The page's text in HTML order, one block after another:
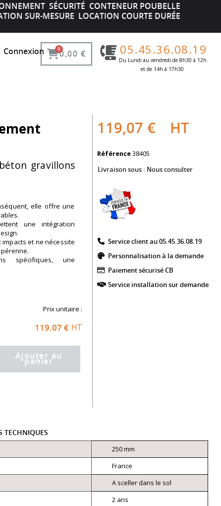
SÉCURITÉ CONTENEUR POUBELLE
SUR-MESURE LOCATION COURTE DURÉE
Connexion 0,00 € 05.45.36.08.19
Du Lundi au vendredi de 8h30 à 12h
et de 14h à 17h30 ​
gravillons
elle offre une
une intégration
et ne nécessite
spécifiques, une
Prix unitaire :
119,07 € HT
Ajouter au
panier
119,07 € HT
Référence38405
Livraison sous : Nous consulter
Service client au 05.45.36.08.19​
Personnalisation à la demande
Paiement sécurisé CB​
Service installation sur demande
TECHNIQUES
250 mm
France
A sceller dans le sol
2 ans